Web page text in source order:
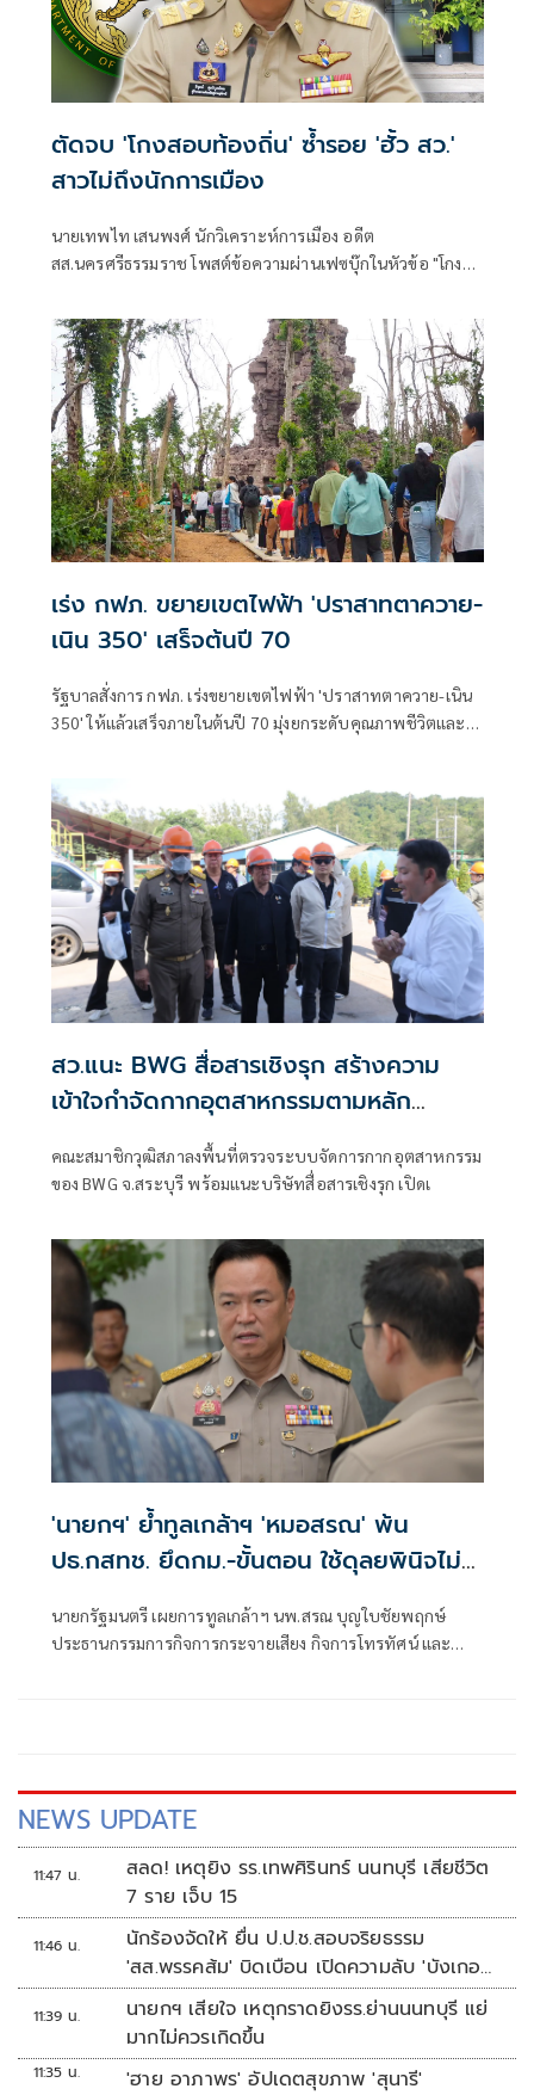
ตัดจบ 'โกงสอบท้องถิ่น' ซ้ำรอย 'ฮั้ว สว.'
สาวไม่ถึงนักการเมือง
นายเทพไท เสนพงศ์ นักวิเคราะห์การเมือง อดีต
สส.นครศรีธรรมราช โพสต์ข้อความผ่านเฟซบุ๊กในหัวข้อ "โกง
เร่ง กฟภ. ขยายเขตไฟฟ้า 'ปราสาทตาควาย-
เนิน 350' เสร็จต้นปี 70
รัฐบาลสั่งการ กฟภ. เร่งขยายเขตไฟฟ้า 'ปราสาทตาควาย-เนิน
350' ให้แล้วเสร็จภายในต้นปี 70 มุ่งยกระดับคุณภาพชีวิตและ
สว.แนะ BWG สื่อสารเชิงรุก สร้างความ
เข้าใจกำจัดกากอุตสาหกรรมตามหลัก
คณะสมาชิกวุฒิสภาลงพื้นที่ตรวจระบบจัดการกากอุตสาหกรรม
ของ BWG จ.สระบุรี พร้อมแนะบริษัทสื่อสารเชิงรุก เปิดเ
'นายกฯ' ย้ำทูลเกล้าฯ 'หมอสรณ' พ้น
ปธ.กสทช. ยึดกม.-ขั้นตอน ใช้ดุลยพินิจไม่
นายกรัฐมนตรี เผยการทูลเกล้าฯ นพ.สรณ บุญใบชัยพฤกษ์
ประธานกรรมการกิจการกระจายเสียง กิจการโทรทัศน์ และ
NEWS UPDATE
11:47 น.
สลด! เหตุยิง รร.เทพศิรินทร์ นนทบุรี เสียชีวิต
7 ราย เจ็บ 15
11:46 น.
นักร้องจัดให้ ยื่น ป.ป.ช.สอบจริยธรรม
'สส.พรรคส้ม' บิดเบือน เปิดความลับ 'บังเกอร์
ทหาร'
11:39 น.
นายกฯ เสียใจ เหตุกราดยิงรร.ย่านนนทบุรี แย่
มากไม่ควรเกิดขึ้น
11:35 น. 'ฮาย อาภาพร' อัปเดตสุขภาพ 'สุนารี'